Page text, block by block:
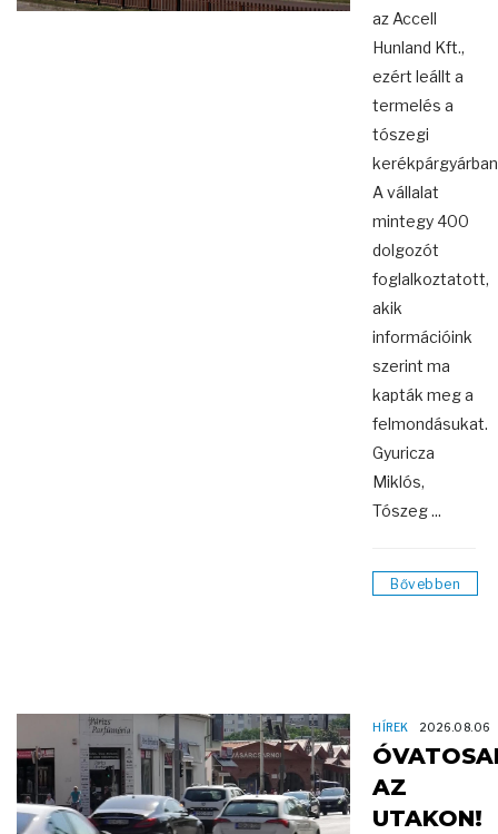
az Accell
Hunland Kft.,
ezért leállt a
termelés a
tószegi
A vállalat
mintegy 400
dolgozót
foglalkoztatott,
akik
információink
szerint ma
kapták meg a
felmondásukat.
Gyuricza
Miklós,
Tószeg ...
Bővebben
HÍREK 2026.08.06
AZ
UTAKON!